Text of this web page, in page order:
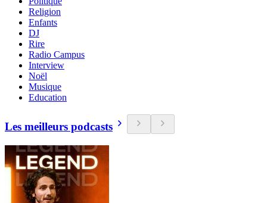
Religion
Enfants
DJ
Rire
Radio Campus
Interview
Noël
Musique
Education
Les meilleurs podcasts